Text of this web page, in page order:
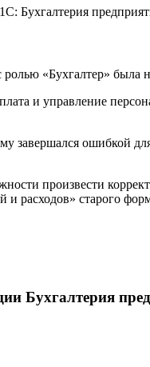
Бухгалтерия
«Бухгалтер» была
и управление
завершался ошибкой
произвести
расходов» старого
Бухгалтерия